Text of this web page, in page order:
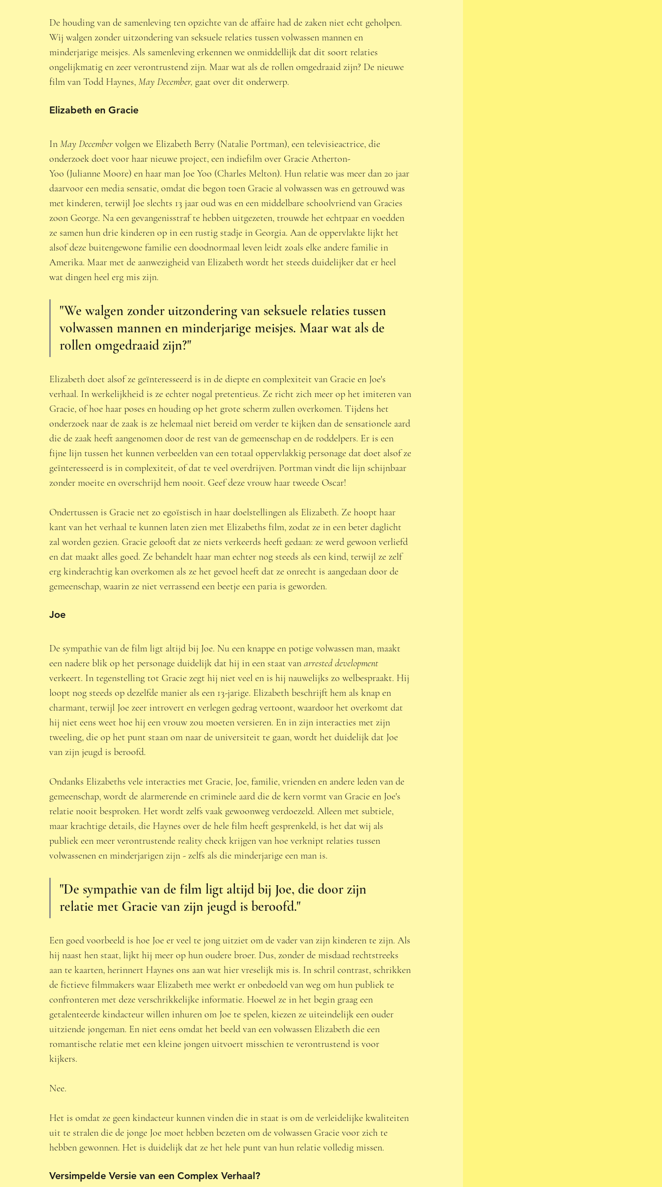
De houding van de samenleving ten opzichte van de affaire had de zaken niet echt geholpen.
Wij walgen zonder uitzondering van seksuele relaties tussen volwassen mannen en
minderjarige meisjes. Als samenleving erkennen we onmiddellijk dat dit soort relaties
ongelijkmatig en zeer verontrustend zijn. Maar wat als de rollen omgedraaid zijn? De nieuwe
film van Todd Haynes, May December, gaat over dit onderwerp.
Elizabeth en Gracie
In May December volgen we Elizabeth Berry (Natalie Portman), een televisieactrice, die
onderzoek doet voor haar nieuwe project, een indiefilm over Gracie Atherton-
Yoo (Julianne Moore) en haar man Joe Yoo (Charles Melton). Hun relatie was meer dan 20 jaar
daarvoor een media sensatie, omdat die begon toen Gracie al volwassen was en getrouwd was
met kinderen, terwijl Joe slechts 13 jaar oud was en een middelbare schoolvriend van Gracies
zoon George. Na een gevangenisstraf te hebben uitgezeten, trouwde het echtpaar en voedden
ze samen hun drie kinderen op in een rustig stadje in Georgia. Aan de oppervlakte lijkt het
alsof deze buitengewone familie een doodnormaal leven leidt zoals elke andere familie in
Amerika. Maar met de aanwezigheid van Elizabeth wordt het steeds duidelijker dat er heel
wat dingen heel erg mis zijn.
"We walgen zonder uitzondering van seksuele relaties tussen
volwassen mannen en minderjarige meisjes. Maar wat als de
rollen omgedraaid zijn?"
Elizabeth doet alsof ze geïnteresseerd is in de diepte en complexiteit van Gracie en Joe's
verhaal. In werkelijkheid is ze echter nogal pretentieus. Ze richt zich meer op het imiteren van
Gracie, of hoe haar poses en houding op het grote scherm zullen overkomen. Tijdens het
onderzoek naar de zaak is ze helemaal niet bereid om verder te kijken dan de sensationele aard
die de zaak heeft aangenomen door de rest van de gemeenschap en de roddelpers. Er is een
fijne lijn tussen het kunnen verbeelden van een totaal oppervlakkig personage dat doet alsof ze
geïnteresseerd is in complexiteit, of dat te veel overdrijven. Portman vindt die lijn schijnbaar
zonder moeite en overschrijd hem nooit. Geef deze vrouw haar tweede Oscar!
Ondertussen is Gracie net zo egoïstisch in haar doelstellingen als Elizabeth. Ze hoopt haar
kant van het verhaal te kunnen laten zien met Elizabeths film, zodat ze in een beter daglicht
zal worden gezien. Gracie gelooft dat ze niets verkeerds heeft gedaan: ze werd gewoon verliefd
en dat maakt alles goed. Ze behandelt haar man echter nog steeds als een kind, terwijl ze zelf
erg kinderachtig kan overkomen als ze het gevoel heeft dat ze onrecht is aangedaan door de
gemeenschap, waarin ze niet verrassend een beetje een paria is geworden.
Joe
De sympathie van de film ligt altijd bij Joe. Nu een knappe en potige volwassen man, maakt
een nadere blik op het personage duidelijk dat hij in een staat van arrested development
verkeert. In tegenstelling tot Gracie zegt hij niet veel en is hij nauwelijks zo welbespraakt. Hij
loopt nog steeds op dezelfde manier als een 13-jarige. Elizabeth beschrijft hem als knap en
charmant, terwijl Joe zeer introvert en verlegen gedrag vertoont, waardoor het overkomt dat
hij niet eens weet hoe hij een vrouw zou moeten versieren. En in zijn interacties met zijn
tweeling, die op het punt staan om naar de universiteit te gaan, wordt het duidelijk dat Joe
van zijn jeugd is beroofd.
Ondanks Elizabeths vele interacties met Gracie, Joe, familie, vrienden en andere leden van de
gemeenschap, wordt de alarmerende en criminele aard die de kern vormt van Gracie en Joe's
relatie nooit besproken. Het wordt zelfs vaak gewoonweg verdoezeld. Alleen met subtiele,
maar krachtige details, die Haynes over de hele film heeft gesprenkeld, is het dat wij als
publiek een meer verontrustende reality check krijgen van hoe verknipt relaties tussen
volwassenen en minderjarigen zijn - zelfs als die minderjarige een man is.
"De sympathie van de film ligt altijd bij Joe, die door zijn
relatie met Gracie van zijn jeugd is beroofd."
Een goed voorbeeld is hoe Joe er veel te jong uitziet om de vader van zijn kinderen te zijn. Als
hij naast hen staat, lijkt hij meer op hun oudere broer. Dus, zonder de misdaad rechtstreeks
aan te kaarten, herinnert Haynes ons aan wat hier vreselijk mis is. In schril contrast, schrikken
de fictieve filmmakers waar Elizabeth mee werkt er onbedoeld van weg om hun publiek te
confronteren met deze verschrikkelijke informatie. Hoewel ze in het begin graag een
getalenteerde kindacteur willen inhuren om Joe te spelen, kiezen ze uiteindelijk een ouder
uitziende jongeman. En niet eens omdat het beeld van een volwassen Elizabeth die een
romantische relatie met een kleine jongen uitvoert misschien te verontrustend is voor
kijkers.
Nee.
Het is omdat ze geen kindacteur kunnen vinden die in staat is om de verleidelijke kwaliteiten
uit te stralen die de jonge Joe moet hebben bezeten om de volwassen Gracie voor zich te
hebben gewonnen. Het is duidelijk dat ze het hele punt van hun relatie volledig missen.
Versimpelde Versie van een Complex Verhaal?